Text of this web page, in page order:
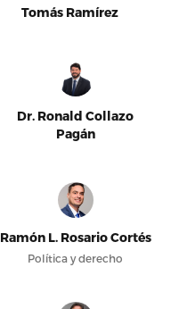
Tomás Ramírez
Dr. Ronald Collazo
Pagán
Ramón L. Rosario Cortés
Política y derecho